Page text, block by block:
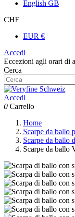
English GB
CHF
EUR €
Accedi
Eccezioni agli orari di
Cerca
Accedi
0 Carrello
Home
Scarpe da ballo
Scarpe da ballo
Scarpe da ballo